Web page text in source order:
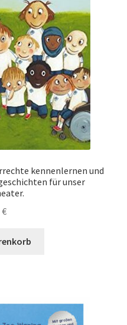
kennenlernen und
für unser
€